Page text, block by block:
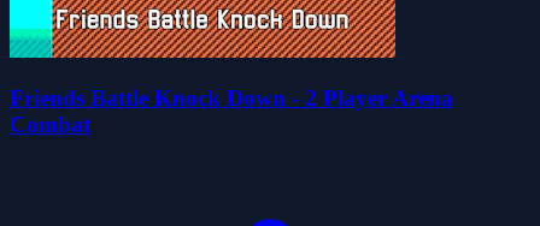
Friends Battle Knock Down - 2 Player Arena
Combat